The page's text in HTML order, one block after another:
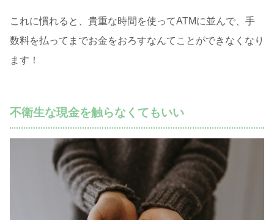
これに慣れると、貴重な時間を使ってATMに並んで、手
数料を払ってまでお金をおろすなんてことができなくなり
ます！
不衛生な現金を触らなくてもいい